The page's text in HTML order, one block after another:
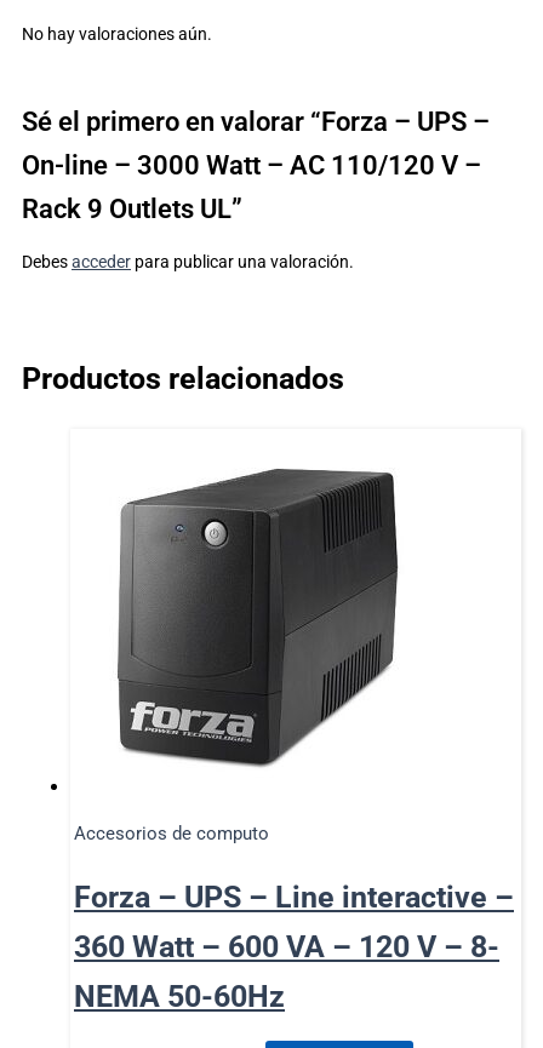
No hay valoraciones aún.
Sé el primero en valorar “Forza – UPS –
On-line – 3000 Watt – AC 110/120 V –
Rack 9 Outlets UL”
Debesacceder para publicar una valoración.
Productos relacionados
Accesorios de computo
Forza – UPS – Line interactive –
360 Watt – 600 VA – 120 V – 8-
NEMA 50-60Hz